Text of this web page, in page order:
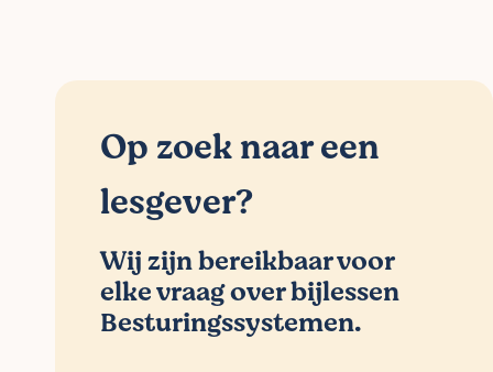
Op zoek naar een
lesgever?
Wij zijn bereikbaar voor
elke vraag over bijlessen
Besturingssystemen.